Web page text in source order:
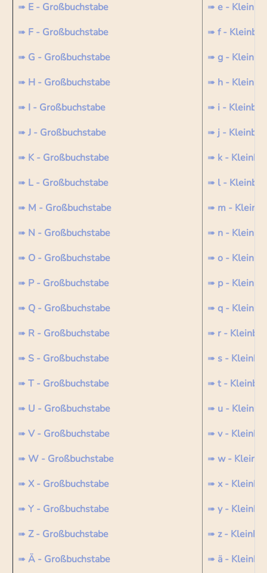
➠ E - Großbuchstabe
➠ F - Großbuchstabe
➠ G - Großbuchstabe
➠ H - Großbuchstabe
➠ I - Großbuchstabe
➠ J - Großbuchstabe
➠ K - Großbuchstabe
➠ L - Großbuchstabe
➠ M - Großbuchstabe
➠ N - Großbuchstabe
➠ O - Großbuchstabe
➠ P - Großbuchstabe
➠ Q - Großbuchstabe
➠ R - Großbuchstabe
➠ S - Großbuchstabe
➠ T - Großbuchstabe
➠ U - Großbuchstabe
➠ V - Großbuchstabe
➠ W - Großbuchstabe
➠ X - Großbuchstabe
➠ Y - Großbuchstabe
➠ Z - Großbuchstabe
➠ Ä - Großbuchstabe
➠ e -
➠ f -
➠ g -
➠ h -
➠ i -
➠ j -
➠ k -
➠ l -
➠ m -
➠ n -
➠ o -
➠ p -
➠ q -
➠ r -
➠ s -
➠ t -
➠ u -
➠ v -
➠ w -
➠ x -
➠ y -
➠ z -
➠ ä -